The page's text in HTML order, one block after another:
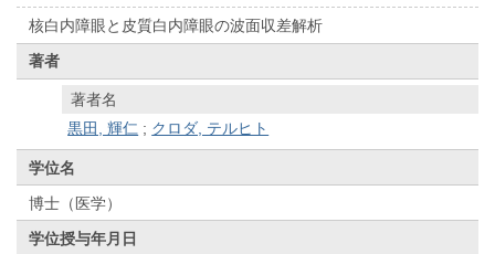
核白内障眼と皮質白内障眼の波面収差解析
著者
著者名
黒田, 輝仁 ; クロダ, テルヒト
学位名
博士（医学）
学位授与年月日